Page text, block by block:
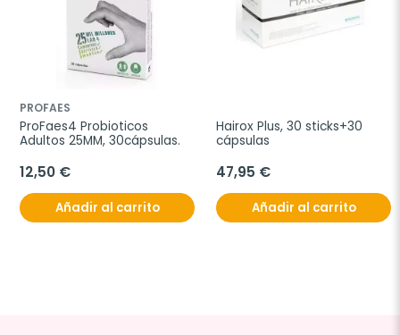
PROFAES
ProFaes4 Probioticos
Adultos 25MM, 30cápsulas.
12,50 €
Añadir al carrito
Hairox Plus, 30 sticks+30
cápsulas
47,95 €
Añadir al carrito